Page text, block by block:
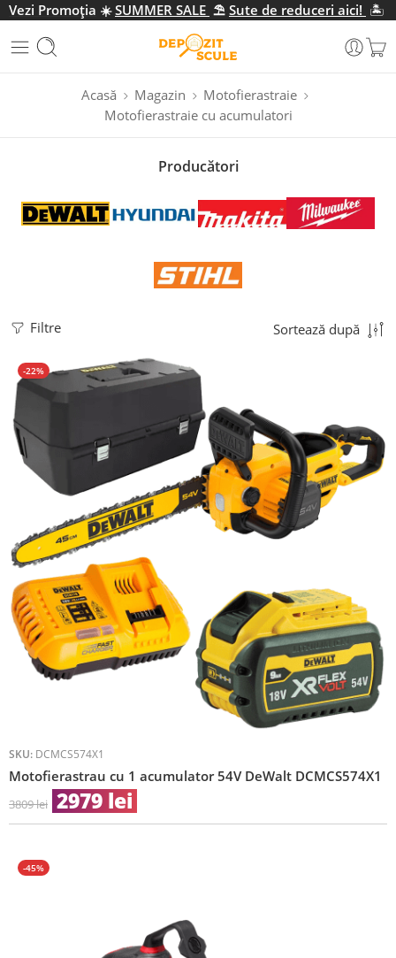
Vezi Promoția ☀️SUMMER SALE ⛱️ Sute de reduceri aici! 🏝️
Acasă Magazin
Motofierastraie
Motofierastraie cu acumulatori
Producători
Filtre Sortează după
-22%
SKU: DCMCS574X1
Motofierastrau cu 1 acumulator 54V DeWalt DCMCS574X1
3809lei 2979 lei
-45%